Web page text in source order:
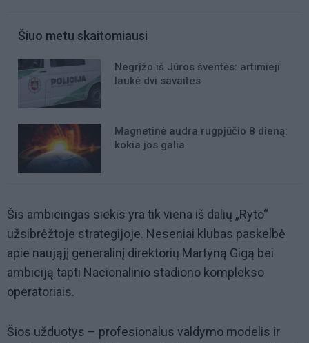
Šiuo metu skaitomiausi
Negrįžo iš Jūros šventės: artimieji
laukė dvi savaites
Magnetinė audra rugpjūčio 8 dieną:
kokia jos galia
Šis ambicingas siekis yra tik viena iš dalių „Ryto“
užsibrėžtoje strategijoje. Neseniai klubas paskelbė
apie naująjį generalinį direktorių Martyną Gigą bei
ambiciją tapti Nacionalinio stadiono komplekso
operatoriais.
Šios užduotys – profesionalus valdymo modelis ir